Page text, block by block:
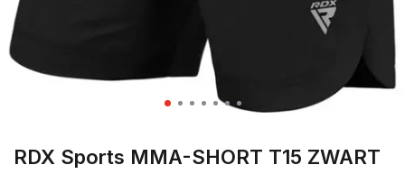
RDX Sports MMA-SHORT T15 ZWART